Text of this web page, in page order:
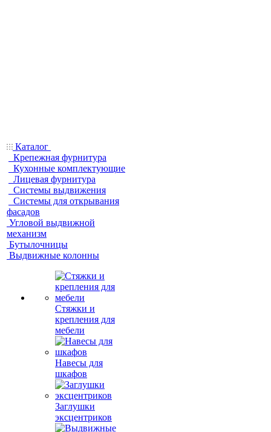
Каталог
Крепежная фурнитура
Кухонные комплектующие
Лицевая фурнитура
Системы выдвижения
Системы для открывания
фасадов
Угловой выдвижной
механизм
Бутылочницы
Выдвижные колонны
Стяжки и
крепления для
мебели
Навесы для
шкафов
Заглушки
эксцентриков